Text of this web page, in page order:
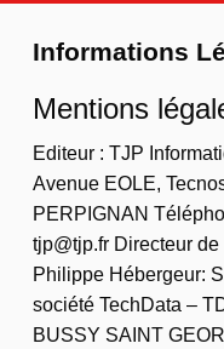
Informations
Mentions
Editeur : TJP
Avenue EOLE,
PERPIGNAN
tjp@tjp.fr Directeur
Philippe Hébergeur:
société TechData –
BUSSY SAINT